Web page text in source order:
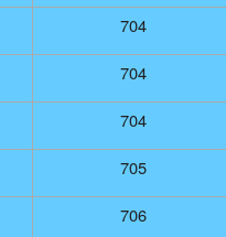
704
704
704
705
706